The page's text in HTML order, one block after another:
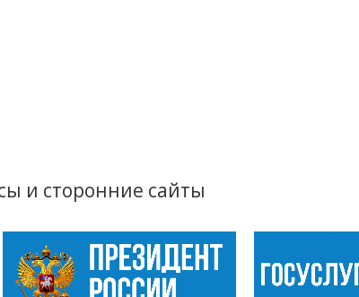
и сторонние сайты